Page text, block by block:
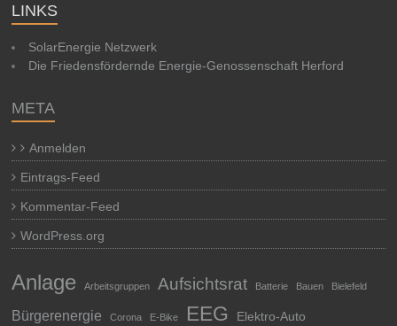
LINKS
SolarEnergie Netzwerk
Die Friedensfördernde Energie-Genossenschaft Herford
META
Anmelden
Eintrags-Feed
Kommentar-Feed
WordPress.org
Anlage Arbeitsgruppen Aufsichtsrat Batterie Bauen Bielefeld
Bürgerenergie Corona E-Bike EEG Elektro-Auto